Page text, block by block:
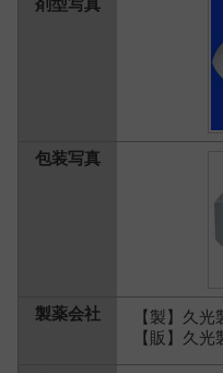
【製】久光
【販】久光